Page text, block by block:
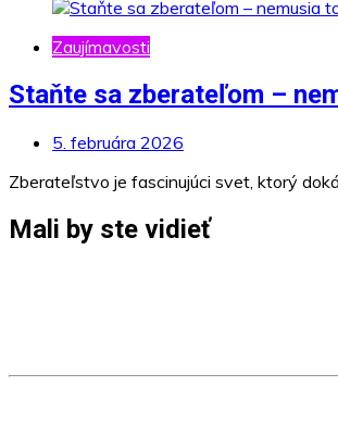
Zaujímavosti
Staňte sa zberateľom –
5. februára 2026
Zberateľstvo je fascinujúci svet, ktorý
Mali by ste vidieť